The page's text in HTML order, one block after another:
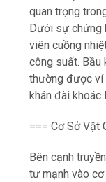
quan trọng
Dưới sự chứng
viên cuồng
công suất. Bầu
thường được ví
khán đài khoác
=== Cơ Sở Vật
Bên cạnh
tư mạnh vào